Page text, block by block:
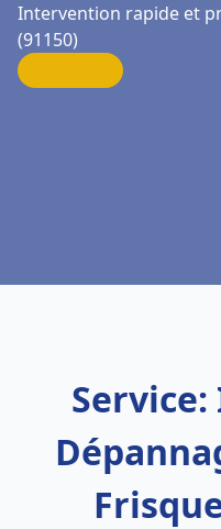
Intervention rapide et
(91150)